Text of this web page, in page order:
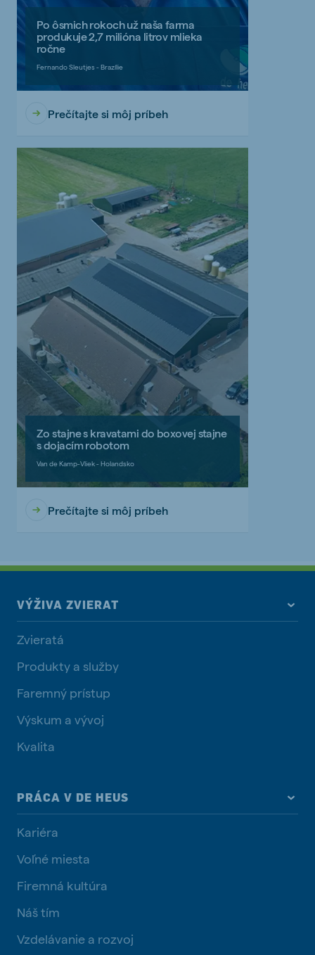
Po ôsmich rokoch už naša farma
produkuje 2,7 milióna litrov mlieka
ročne
Fernando Sleutjes - Brazílie
Prečítajte si môj príbeh
Zo stajne s kravatami do boxovej stajne
s dojacím robotom
Van de Kamp-Vliek - Holandsko
Prečítajte si môj príbeh
VÝŽIVA ZVIERAT
Zvieratá
Produkty a služby
Faremný prístup
Výskum a vývoj
Kvalita
PRÁCA V DE HEUS
Kariéra
Voľné miesta
Firemná kultúra
Náš tím
Vzdelávanie a rozvoj